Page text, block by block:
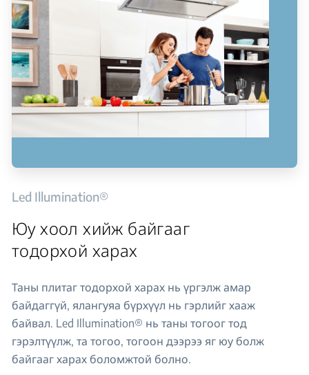
Led Illumination®
Юу хоол хийж байгааг
тодорхой харах
Таны плитаг тодорхой харах нь үргэлж амар
байдаггүй, ялангуяа бүрхүүл нь гэрлийг хааж
байвал. Led Illumination® нь таны тогоог тод
гэрэлтүүлж, та тогоо, тогоон дээрээ яг юу болж
байгааг харах боломжтой болно.